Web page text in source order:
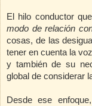
El hilo conductor
modo de relación
cosas, de las
tener en cuenta la
y también de su
global de considerar
Desde ese